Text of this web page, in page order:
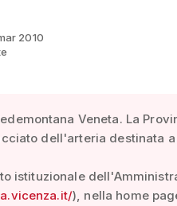
2010
Veneta. La
dell'arteria destinata
istituzionale
), nella home